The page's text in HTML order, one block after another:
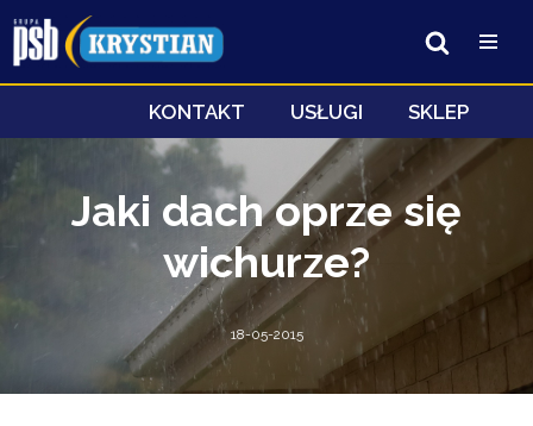
Przejdź
do
KONTAKT USŁUGI SKLEP
Jaki dach oprze się
wichurze?
18-05-2015